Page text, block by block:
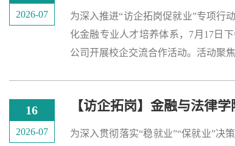
2026-07
为深入推进“访企拓岗促就业”专项行
化金融专业人才培养体系，7月17日
公司开展校企交流合作活动。活动聚
16
2026-07
【访企拓岗】金融与法律
为深入贯彻落实“稳就业”“保就业”决